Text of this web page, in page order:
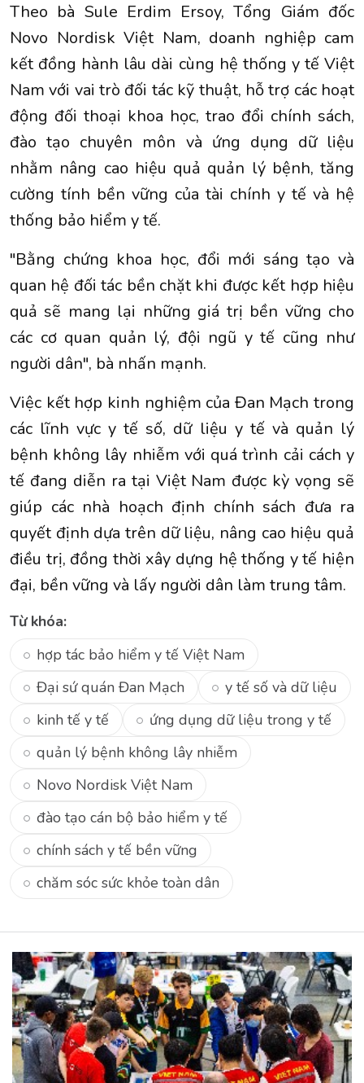
Theo bà Sule Erdim Ersoy, Tổng Giám đốc
Novo Nordisk Việt Nam, doanh nghiệp cam
kết đồng hành lâu dài cùng hệ thống y tế Việt
Nam với vai trò đối tác kỹ thuật, hỗ trợ các hoạt
động đối thoại khoa học, trao đổi chính sách,
đào tạo chuyên môn và ứng dụng dữ liệu
nhằm nâng cao hiệu quả quản lý bệnh, tăng
cường tính bền vững của tài chính y tế và hệ
thống bảo hiểm y tế.
"Bằng chứng khoa học, đổi mới sáng tạo và
quan hệ đối tác bền chặt khi được kết hợp hiệu
quả sẽ mang lại những giá trị bền vững cho
các cơ quan quản lý, đội ngũ y tế cũng như
người dân", bà nhấn mạnh.
Việc kết hợp kinh nghiệm của Đan Mạch trong
các lĩnh vực y tế số, dữ liệu y tế và quản lý
bệnh không lây nhiễm với quá trình cải cách y
tế đang diễn ra tại Việt Nam được kỳ vọng sẽ
giúp các nhà hoạch định chính sách đưa ra
quyết định dựa trên dữ liệu, nâng cao hiệu quả
điều trị, đồng thời xây dựng hệ thống y tế hiện
đại, bền vững và lấy người dân làm trung tâm.
Từ khóa:
hợp tác bảo hiểm y tế Việt Nam
Đại sứ quán Đan Mạch
y tế số và dữ liệu
kinh tế y tế
ứng dụng dữ liệu trong y tế
quản lý bệnh không lây nhiễm
Novo Nordisk Việt Nam
đào tạo cán bộ bảo hiểm y tế
chính sách y tế bền vững
chăm sóc sức khỏe toàn dân